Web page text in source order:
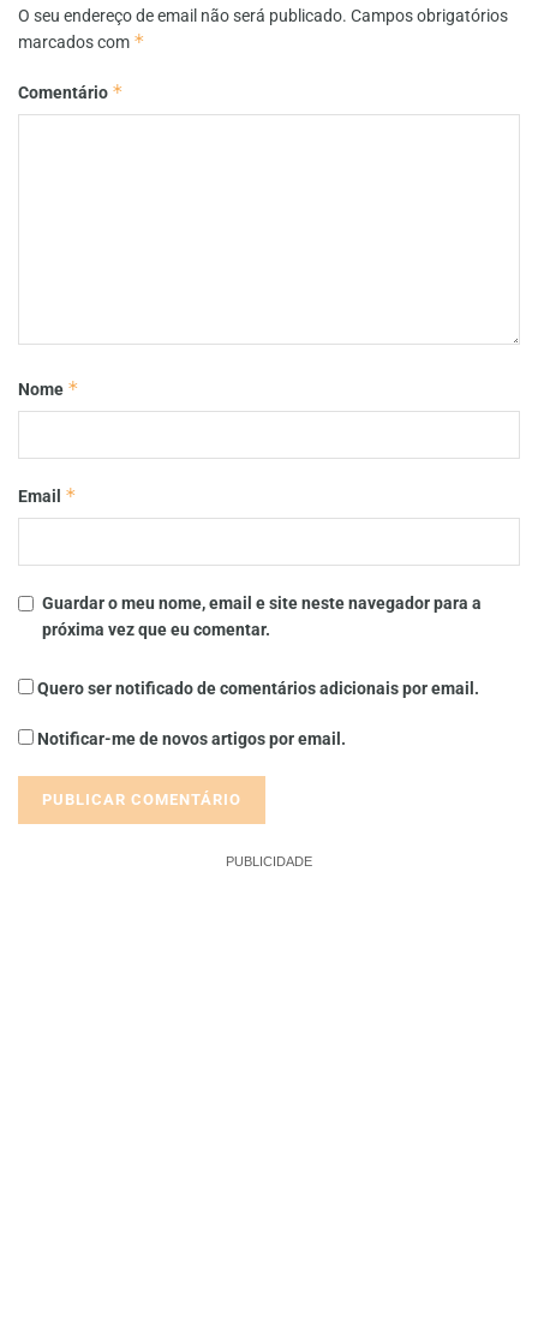
O seu endereço de email não será publicado. Campos obrigatórios
marcados com *
Comentário *
Nome *
Email *
Guardar o meu nome, email e site neste navegador para a
próxima vez que eu comentar.
Quero ser notificado de comentários adicionais por email.
Notificar-me de novos artigos por email.
PUBLICIDADE